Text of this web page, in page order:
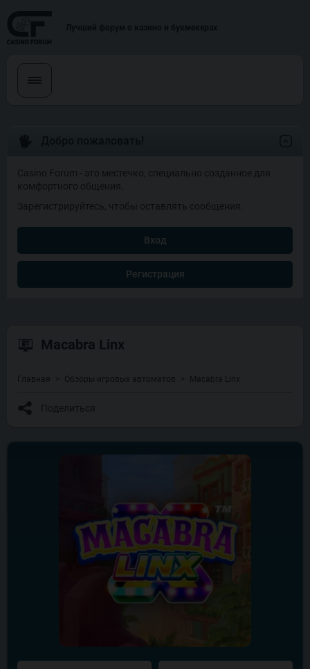
Macabra Linx
Главная Обзоры игровых автоматов Macabra Linx
Поделиться
Casino Forum - это местечко, специально созданное для
комфортного общения.
Зарегистрируйтесь, чтобы оставлять сообщения.
Вход
Регистрация